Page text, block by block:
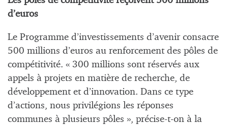
d’euros
Le Programme d’investissements d’avenir consacre
500 millions d’euros au renforcement des pôles de
compétitivité. « 300 millions sont réservés aux
appels à projets en matière de recherche, de
développement et d’innovation. Dans ce type
d’actions, nous privilégions les réponses
communes à plusieurs pôles », précise-t-on à la